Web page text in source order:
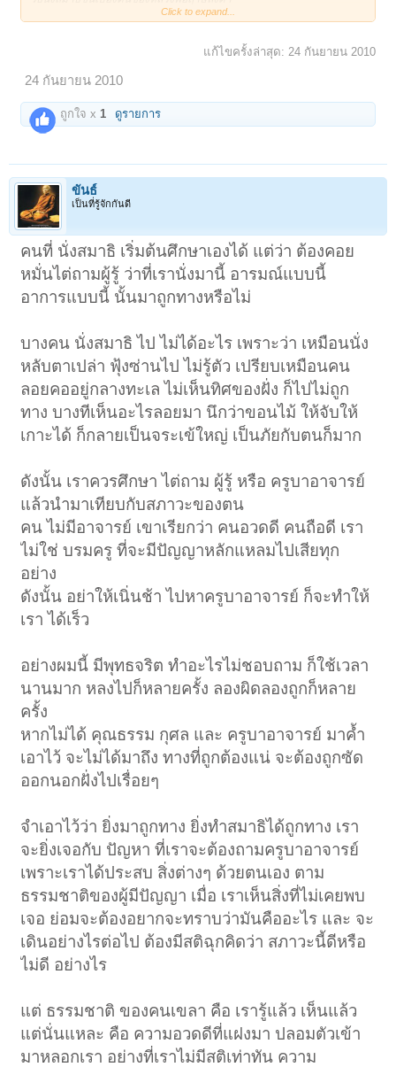
จะลองปฏิบัติดูครับ
Click to expand...
แก้ไขครั้งล่าสุด: 24 กันยายน 2010
24 กันยายน 2010
ถูกใจ x1 ดูรายการ
ขันธ์
เป็นที่รู้จักกันดี
คนที่ นั่งสมาธิ เริ่มต้นศึกษาเองได้ แต่ว่า ต้องคอย
หมั่นไต่ถามผู้รู้ ว่าที่เรานั่งมานี้ อารมณ์แบบนี้
อาการแบบนี้ นั้นมาถูกทางหรือไม่
บางคน นั่งสมาธิ ไป ไม่ได้อะไร เพราะว่า เหมือนนั่ง
หลับตาเปล่า ฟุ้งซ่านไป ไม่รู้ตัว เปรียบเหมือนคน
ลอยคออยู่กลางทะเล ไม่เห็นทิศของฝั่ง ก็ไปไม่ถูก
ทาง บางทีเห็นอะไรลอยมา นึกว่าขอนไม้ ให้จับให้
เกาะได้ ก็กลายเป็นจระเข้ใหญ่ เป็นภัยกับตนก็มาก
ดังนั้น เราควรศึกษา ไต่ถาม ผู้รู้ หรือ ครูบาอาจารย์
แล้วนำมาเทียบกับสภาวะของตน
คน ไม่มีอาจารย์ เขาเรียกว่า คนอวดดี คนถือดี เรา
ไม่ใช่ บรมครู ที่จะมีปัญญาหลักแหลมไปเสียทุก
อย่าง
ดังนั้น อย่าให้เนิ่นช้า ไปหาครูบาอาจารย์ ก็จะทำให้
เรา ได้เร็ว
อย่างผมนี้ มีพุทธจริต ทำอะไรไม่ชอบถาม ก็ใช้เวลา
นานมาก หลงไปก็หลายครั้ง ลองผิดลองถูกก็หลาย
ครั้ง
หากไม่ได้ คุณธรรม กุศล และ ครูบาอาจารย์ มาค้ำ
เอาไว้ จะไม่ได้มาถึง ทางที่ถูกต้องแน่ จะต้องถูกซัด
ออกนอกฝั่งไปเรื่อยๆ
จำเอาไว้ว่า ยิ่งมาถูกทาง ยิ่งทำสมาธิได้ถูกทาง เรา
จะยิ่งเจอกับ ปัญหา ที่เราจะต้องถามครูบาอาจารย์
เพราะเราได้ประสบ สิ่งต่างๆ ด้วยตนเอง ตาม
ธรรมชาติของผู้มีปัญญา เมื่อ เราเห็นสิ่งที่ไม่เคยพบ
เจอ ย่อมจะต้องอยากจะทราบว่ามันคืออะไร และ จะ
เดินอย่างไรต่อไป ต้องมีสติฉุกคิดว่า สภาวะนี้ดีหรือ
ไม่ดี อย่างไร
แต่ ธรรมชาติ ของคนเขลา คือ เรารู้แล้ว เห็นแล้ว
แต่นั่นแหละ คือ ความอวดดีที่แฝงมา ปลอมตัวเข้า
มาหลอกเรา อย่างที่เราไม่มีสติเท่าทัน ความ
2 ถัดไป >